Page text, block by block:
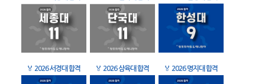
🏅 2026 서경대 합격 🏅 2026 삼육대 합격 🏅 2026 명지대 합격